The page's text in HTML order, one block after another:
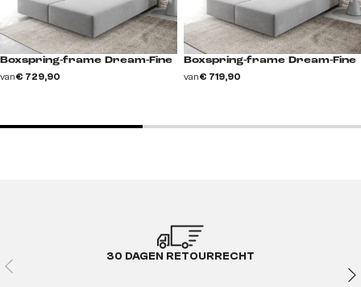
Boxspring-frame Dream-Fine
van€ 729,90
Boxspring-frame Dream-Fine
van€ 719,90
30 DAGEN RETOURRECHT